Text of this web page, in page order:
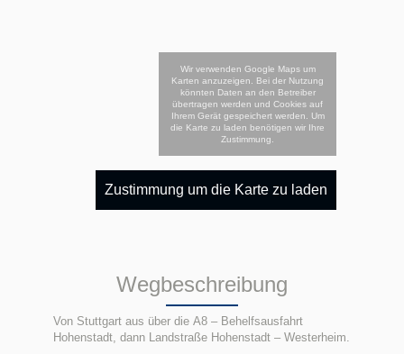
Wir verwenden Google Maps um
Karten anzuzeigen. Bei der Nutzung
könnten Daten an den Betreiber
übertragen werden und Cookies auf
Ihrem Gerät gespeichert werden. Um
die Karte zu laden benötigen wir Ihre
Zustimmung.
Zustimmung um die Karte zu laden
Wegbeschreibung
Von Stuttgart aus über die A8 – Behelfsausfahrt
Hohenstadt, dann Landstraße Hohenstadt – Westerheim.